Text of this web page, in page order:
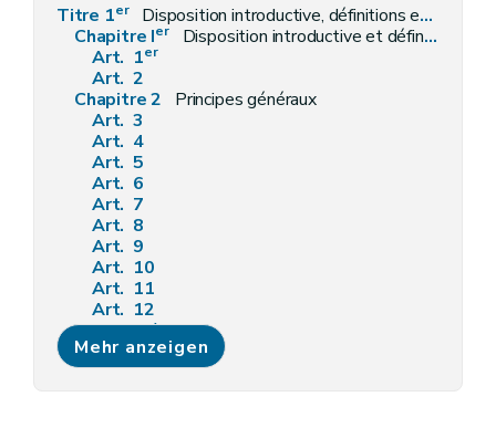
Titre 1er
Disposition introductive, définitions et principes généraux
Chapitre Ier
Disposition introductive et définitions
Art. 1er
Art. 2
Chapitre 2
Principes généraux
Art. 3
Art. 4
Art. 5
Art. 6
Art. 7
Art. 8
Art. 9
Art. 10
Art. 11
Art. 12
Art. 12/1
Art. 12/2
Art. 12/3
Mehr anzeigen